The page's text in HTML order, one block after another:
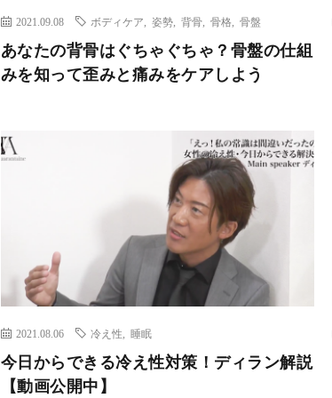
2021.09.08 ボディケア 姿勢, 背骨, 骨格 骨盤
あなたの背骨はぐちゃぐちゃ？骨盤の仕組
みを知って歪みと痛みをケアしよう
2021.08.06 冷え性 睡眠
今日からできる冷え性対策！ディラン解説
【動画公開中】